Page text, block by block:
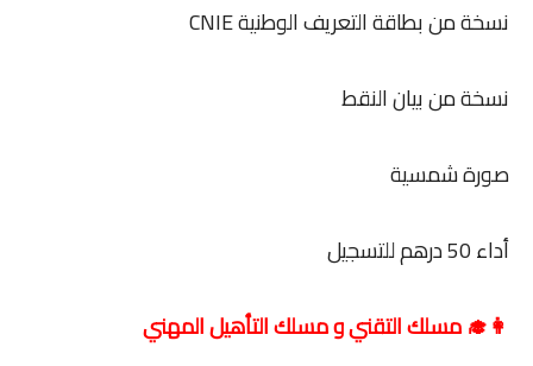
نسخة من بطاقة التعريف الوطنية CNIE
نسخة من بيان النقط
صورة شمسية
أداء 50 درهم للتسجيل
👩‍🎓 مسلك التقني و مسلك التأهيل المهني